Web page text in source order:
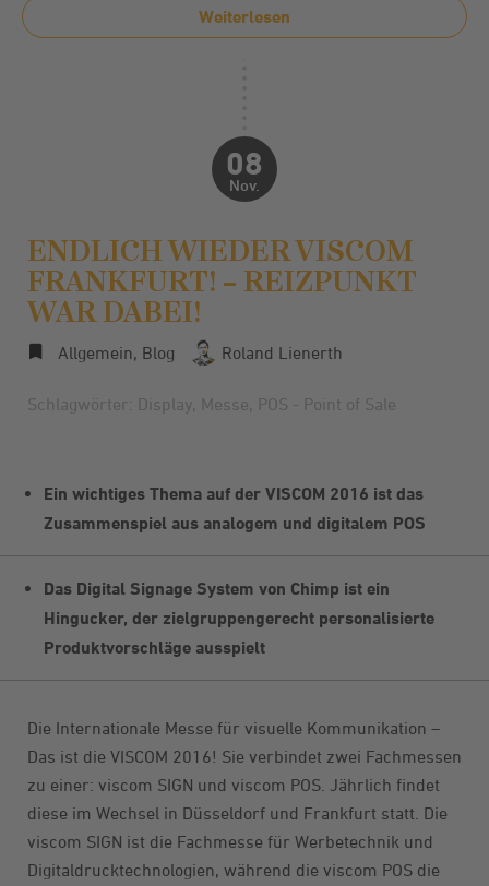
Weiterlesen
08
Nov.
ENDLICH WIEDER VISCOM
FRANKFURT! – REIZPUNKT
WAR DABEI!
Allgemein, Blog Roland Lienerth
Schlagwörter: Display Messe POS - Point of Sale
Ein wichtiges Thema auf der VISCOM 2016 ist das
Zusammenspiel aus analogem und digitalem POS
Das Digital Signage System von Chimp ist ein
Hingucker, der zielgruppengerecht personalisierte
Produktvorschläge ausspielt
Die Internationale Messe für visuelle Kommunikation –
Das ist die VISCOM 2016! Sie verbindet zwei Fachmessen
zu einer: viscom SIGN und viscom POS. Jährlich findet
diese im Wechsel in Düsseldorf und Frankfurt statt. Die
viscom SIGN ist die Fachmesse für Werbetechnik und
Digitaldrucktechnologien, während die viscom POS die